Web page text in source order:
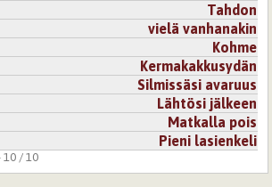
Tahdon
vielä vanhanakin
Kohme
Kermakakkusydän
Silmissäsi avaruus
Lähtösi jälkeen
Matkalla pois
Pieni lasienkeli
10 / 10